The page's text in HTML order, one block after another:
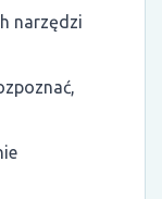
narzędzi